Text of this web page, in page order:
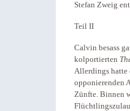
Stefan Zweig
Teil II
Calvin besass
kolportierten
Allerdings hatte
opponierenden
Zünfte. Binnen